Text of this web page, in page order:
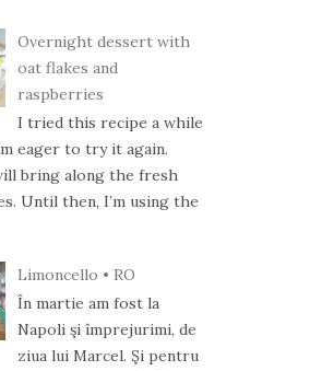
Overnight dessert with
oat flakes and
raspberries
I tried this recipe a while
eager to try it again.
bring along the fresh
Until then, I’m using the
Limoncello • RO
În martie am fost la
Napoli şi împrejurimi, de
ziua lui Marcel. Şi pentru